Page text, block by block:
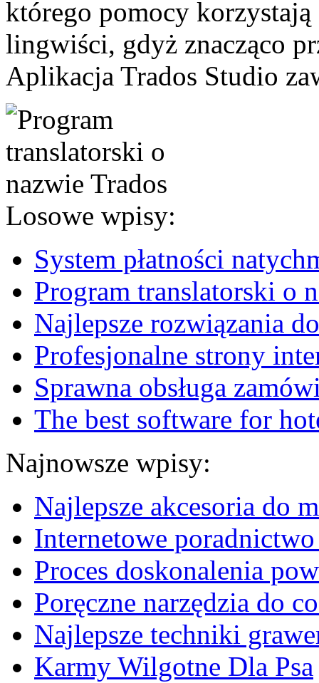
którego pomocy korzystają
lingwiści, gdyż znacząco
Aplikacja Trados Studio
Losowe wpisy:
System płatności
Program translatorski o
Najlepsze rozwiązania
Profesjonalne strony
Sprawna obsługa
The best software for
Najnowsze wpisy:
Najlepsze akcesoria do
Internetowe
Proces doskonalenia
Poręczne narzędzia do
Najlepsze techniki
Karmy Wilgotne Dla Psa